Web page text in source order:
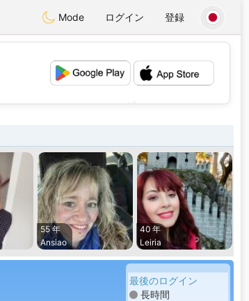
Mode ログイン 登録
55 年
Ansiao
40 年
Leiria
最後のログイン
長時間